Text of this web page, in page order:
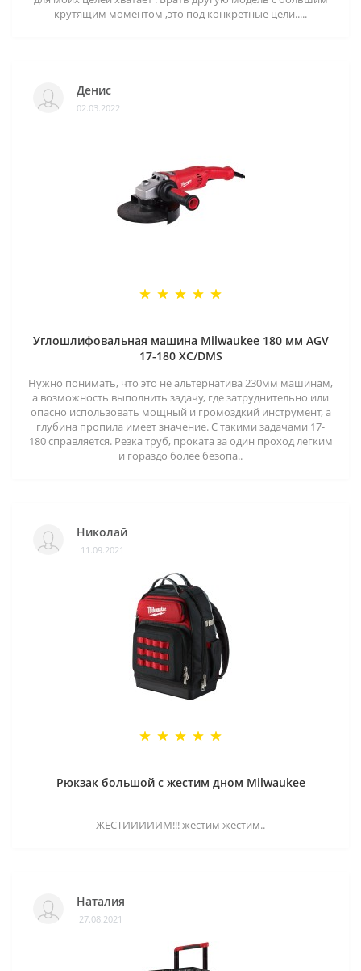
крутящим моментом ,это под конкретные цели.....
Денис
02.03.2022
Углошлифовальная машина Milwaukee 180 мм AGV
17-180 XC/DMS
Нужно понимать, что это не альтернатива 230мм машинам,
а возможность выполнить задачу, где затруднительно или
опасно использовать мощный и громоздкий инструмент, а
глубина пропила имеет значение. С такими задачами 17-
180 справляется. Резка труб, проката за один проход легким
и гораздо более безопа..
Николай
11.09.2021
Рюкзак большой с жестим дном Milwaukee
ЖЕСТИИИИИМ!!! жестим жестим..
Наталия
27.08.2021